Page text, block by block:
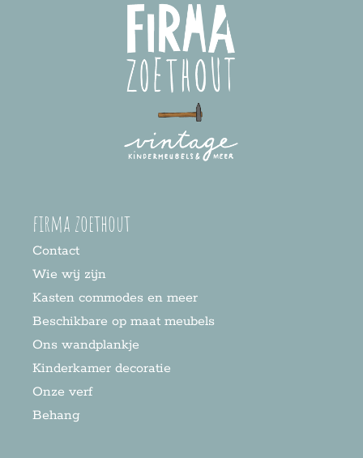
firma zoethout
Contact
Wie wij zijn
Kasten commodes en meer
Beschikbare op maat meubels
Ons wandplankje
Kinderkamer decoratie
Onze verf
Behang